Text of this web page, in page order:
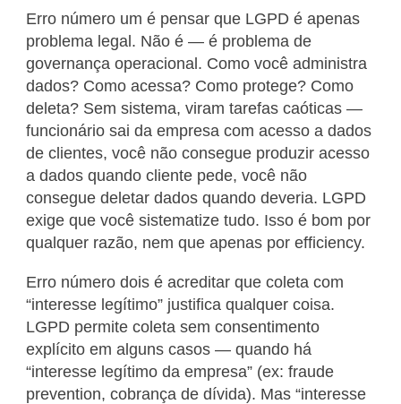
Erro número um é pensar que LGPD é apenas
problema legal. Não é — é problema de
governança operacional. Como você administra
dados? Como acessa? Como protege? Como
deleta? Sem sistema, viram tarefas caóticas —
funcionário sai da empresa com acesso a dados
de clientes, você não consegue produzir acesso
a dados quando cliente pede, você não
consegue deletar dados quando deveria. LGPD
exige que você sistematize tudo. Isso é bom por
qualquer razão, nem que apenas por efficiency.
Erro número dois é acreditar que coleta com
“interesse legítimo” justifica qualquer coisa.
LGPD permite coleta sem consentimento
explícito em alguns casos — quando há
“interesse legítimo da empresa” (ex: fraude
prevention, cobrança de dívida). Mas “interesse